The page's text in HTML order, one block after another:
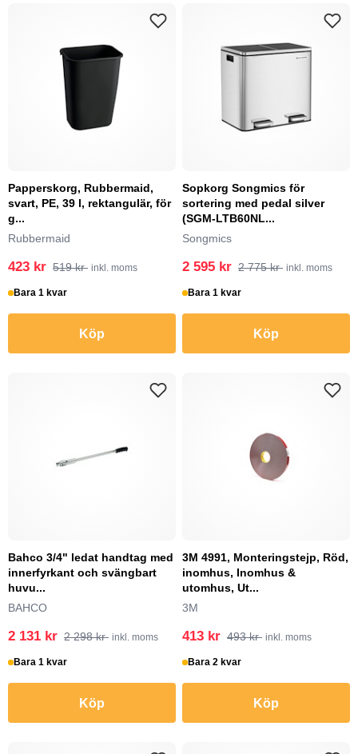
Papperskorg, Rubbermaid,
svart, PE, 39 l, rektangulär, för
g...
Rubbermaid
423 kr 519 kr inkl. moms
Bara 1 kvar
Köp
Sopkorg Songmics för
sortering med pedal silver
(SGM-LTB60NL...
Songmics
2 595 kr 2 775 kr inkl. moms
Bara 1 kvar
Köp
Bahco 3/4" ledat handtag med
innerfyrkant och svängbart
huvu...
BAHCO
2 131 kr 2 298 kr inkl. moms
Bara 1 kvar
Köp
3M 4991, Monteringstejp, Röd,
inomhus, Inomhus &
utomhus, Ut...
3M
413 kr 493 kr inkl. moms
Bara 2 kvar
Köp